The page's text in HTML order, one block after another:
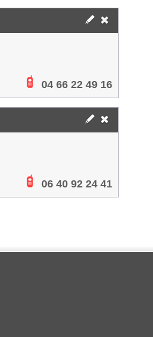
04 66 22 49 16
06 40 92 24 41